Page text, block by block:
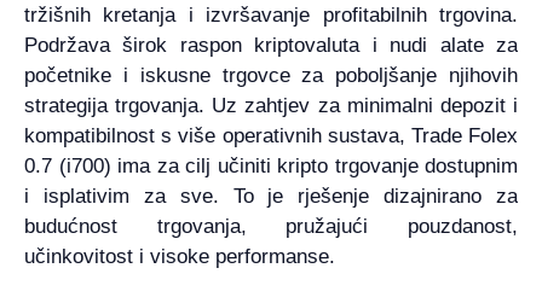
tržišnih kretanja i izvršavanje profitabilnih trgovina.
Podržava širok raspon kriptovaluta i nudi alate za
početnike i iskusne trgovce za poboljšanje njihovih
strategija trgovanja. Uz zahtjev za minimalni depozit i
kompatibilnost s više operativnih sustava, Trade Folex
0.7 (i700) ima za cilj učiniti kripto trgovanje dostupnim
i isplativim za sve. To je rješenje dizajnirano za
budućnost trgovanja, pružajući pouzdanost,
učinkovitost i visoke performanse.